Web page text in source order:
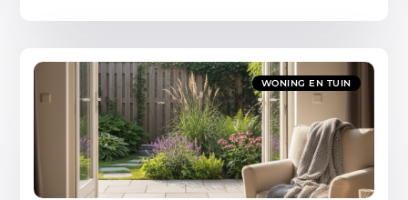
WONING EN TUIN